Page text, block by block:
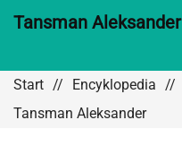
Tansman Aleksander
Start Encyklopedia
Tansman Aleksander